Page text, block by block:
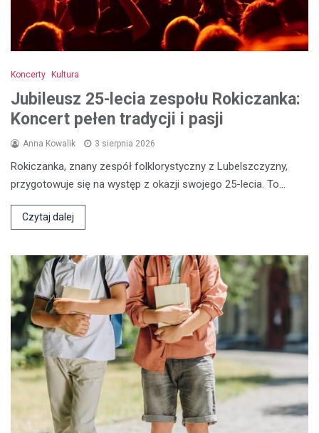
Koncerty Kultura
Jubileusz 25-lecia zespołu Rokiczanka:
Koncert pełen tradycji i pasji
Anna Kowalik 3 sierpnia 2026
Rokiczanka, znany zespół folklorystyczny z Lubelszczyzny,
przygotowuje się na występ z okazji swojego 25-lecia. To…
Czytaj dalej